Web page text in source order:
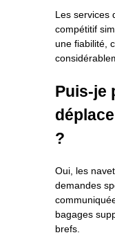
Les services
compétitif
une fiabilité,
Puis-je
?
Oui, les
demandes
bagages
brefs.